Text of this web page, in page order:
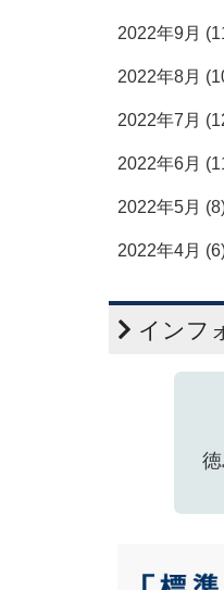
2022年9月
2022年8月
2022年7月
2022年6月
2022年5月
2022年4月
インフ